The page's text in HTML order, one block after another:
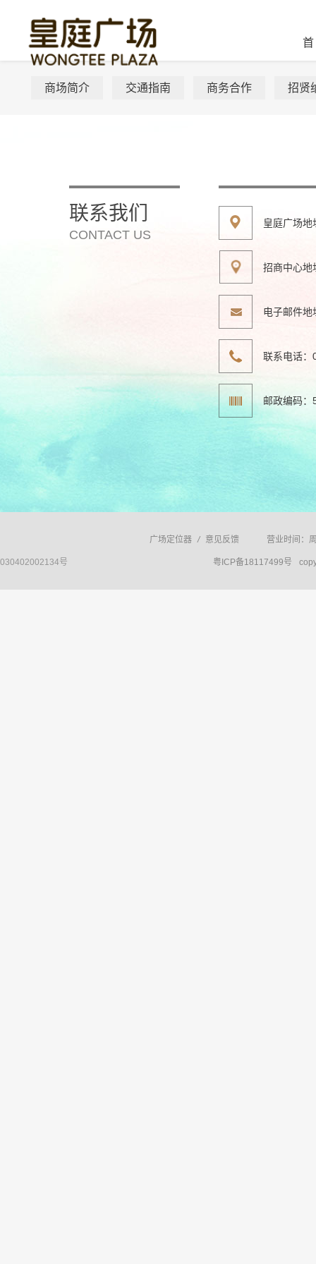
首
商场简介 交通指南 商务合作 招贤
联系我们
CONTACT US
皇庭广场地
招商中心地
电子邮件地
联系电话
邮政编码：
广场定位器 / 意见反馈 营业时间：
号 粤ICP备18117499号